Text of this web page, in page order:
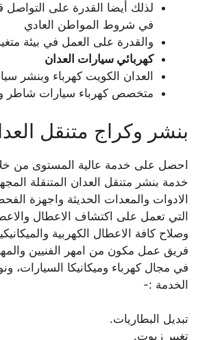
لذلك أيضا القدرة على التواصل
في شروط المواطن العادي
والقدرة على العمل في بيئة
كهربائي سيارات العدان
العدان الكويت كهرباء وبنشر
متخصص كهرباء سيارات شاطر
بنشر وكراج متنقل
احصل على خدمة عالية المستوى من
خدمة بنشر متنقل العدان المتنقلة
الادوات والمعدات الحديثة واجهزة
التي تعمل على اكتشاف الاعطال
وصلاح كافة الاعطال الكهربية
فريق عمل مكون من امهر الفنيين
في مجال كهرباء وميكانيكا السيارات،
الخدمة :-
تبديل البطاريات.
تغيير زيوت.